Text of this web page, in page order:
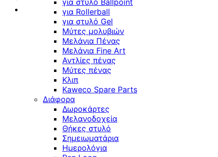
για στυλό Ballpoint
για Rollerball
για στυλό Gel
Μύτες μολυβιών
Μελάνια Πένας
Μελάνια Fine Art
Αντλίες πένας
Μύτες πένας
Κλιπ
Kaweco Spare Parts
Διάφορα
Δωροκάρτες
Μελανοδοχεία
Θήκες στυλό
Σημειωματάρια
Ημερολόγια